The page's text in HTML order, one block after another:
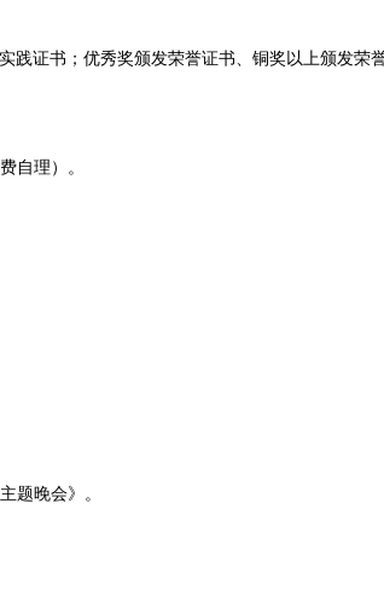
践证书；优秀奖颁发荣誉证书、铜奖以上颁发荣
自理）。
题晚会》。